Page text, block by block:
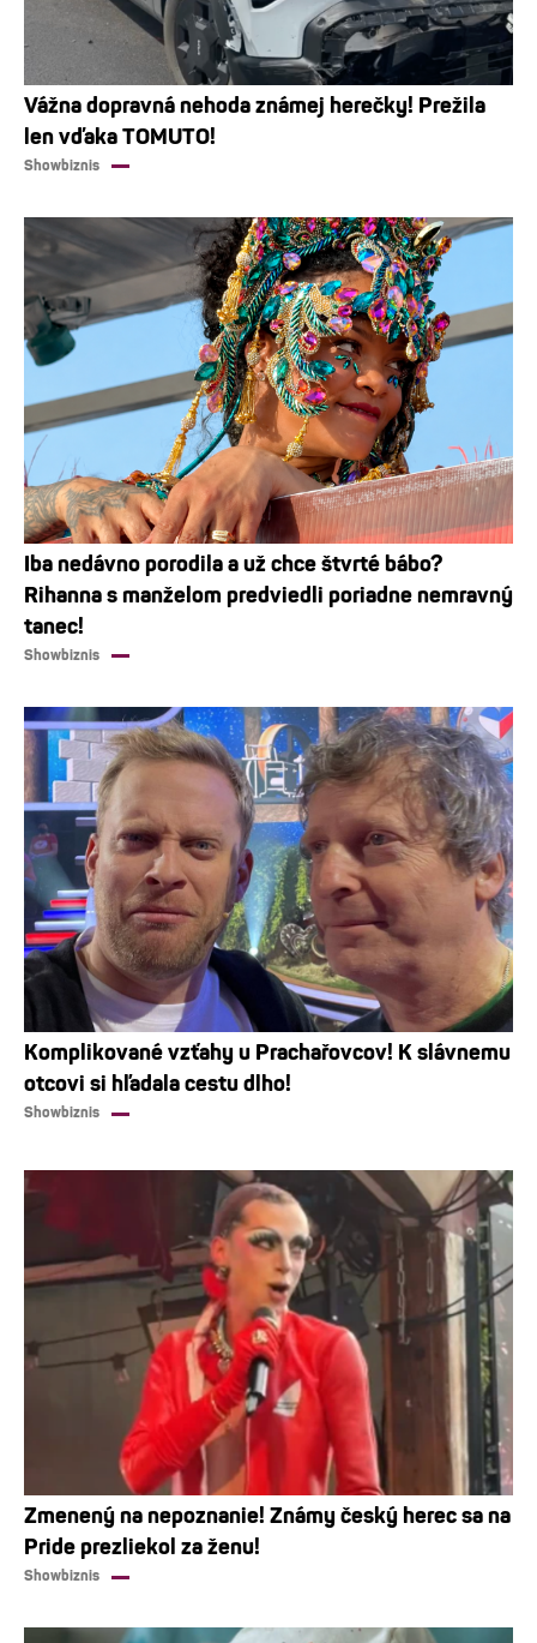
Vážna dopravná nehoda známej herečky! Prežila
len vďaka TOMUTO!
Showbiznis
Iba nedávno porodila a už chce štvrté bábo?
Rihanna s manželom predviedli poriadne nemravný
tanec!
Showbiznis
Komplikované vzťahy u Prachařovcov! K slávnemu
otcovi si hľadala cestu dlho!
Showbiznis
Zmenený na nepoznanie! Známy český herec sa na
Pride prezliekol za ženu!
Showbiznis